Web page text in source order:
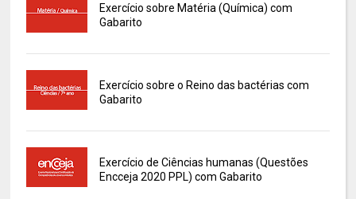
Exercício sobre Matéria (Química) com
Gabarito
Exercício sobre o Reino das bactérias com
Gabarito
Exercício de Ciências humanas (Questões
Encceja 2020 PPL) com Gabarito